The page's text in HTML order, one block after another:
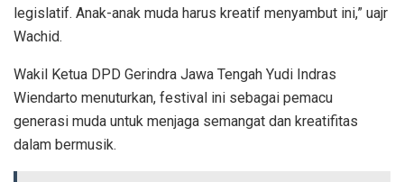
legislatif. Anak-anak muda harus kreatif menyambut ini,” uajr
Wachid.
Wakil Ketua DPD Gerindra Jawa Tengah Yudi Indras
Wiendarto menuturkan, festival ini sebagai pemacu
generasi muda untuk menjaga semangat dan kreatifitas
dalam bermusik.